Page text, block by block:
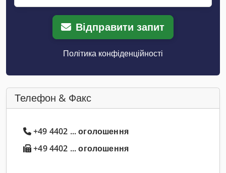
Відправити запит
Політика конфіденційності
Телефон & Факс
+49 4402 ... оголошення
+49 4402 ... оголошення